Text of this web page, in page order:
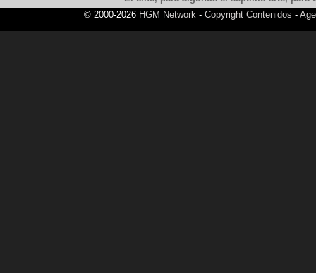
© 2000-2026 HGM Network - Copyright Contenidos -